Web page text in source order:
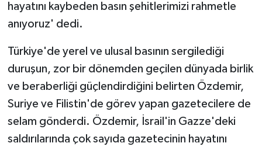
hayatını kaybeden basın şehitlerimizi rahmetle
anıyoruz' dedi.
Türkiye'de yerel ve ulusal basının sergilediği
duruşun, zor bir dönemden geçilen dünyada birlik
ve beraberliği güçlendirdiğini belirten Özdemir,
Suriye ve Filistin'de görev yapan gazetecilere de
selam gönderdi. Özdemir, İsrail'in Gazze'deki
saldırılarında çok sayıda gazetecinin hayatını